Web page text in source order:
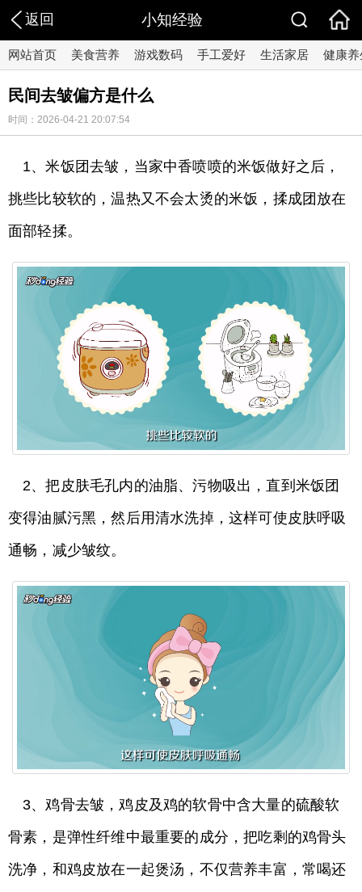
返回 小知经验
网站首页 美食营养 游戏数码 手工爱好 生活家居 健康养
民间去皱偏方是什么
时间：2026-04-21 20:07:54
1、米饭团去皱，当家中香喷喷的米饭做好之后，
挑些比较软的，温热又不会太烫的米饭，揉成团放在
面部轻揉。
2、把皮肤毛孔内的油脂、污物吸出，直到米饭团
变得油腻污黑，然后用清水洗掉，这样可使皮肤呼吸
通畅，减少皱纹。
3、鸡骨去皱，鸡皮及鸡的软骨中含大量的硫酸软
骨素，是弹性纤维中最重要的成分，把吃剩的鸡骨头
洗净，和鸡皮放在一起煲汤，不仅营养丰富，常喝还